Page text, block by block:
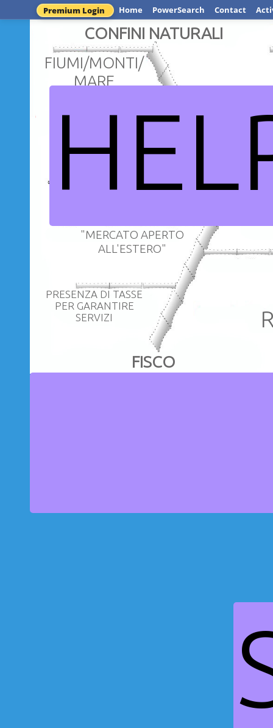
Premium Login Home PowerSearch Contact
CONFINI NATURALI
FIUMI/MONTI/
MARE
ESERCITO
FISCO
"MERCATO APERTO
ALL'ESTERO"
PRESENZA DI TASSE
PER GARANTIRE
SERVIZI
lo stato